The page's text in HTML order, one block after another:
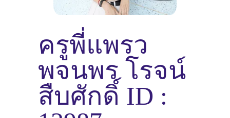
ครูพี่แพรว
พจนพร โรจน์
สืบศักดิ์ ID :